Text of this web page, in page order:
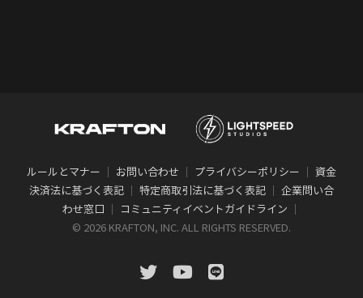
ルールとマナー ｜ お問い合わせ ｜ プライバシーポリシー ｜ 資金
決済法に基づく表記 ｜ 特定商取引法に基づく表記 ｜ 企業問い合
わせ窓口 ｜ コミュニティイベントガイドライン ｜
© 2026 KRAFTON, INC. ALL RIGHTS RESERVED.